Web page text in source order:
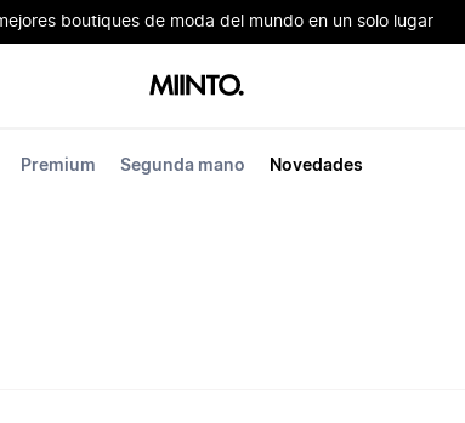
boutiques de moda del mundo en un solo lugar
Premium Segunda mano Novedades